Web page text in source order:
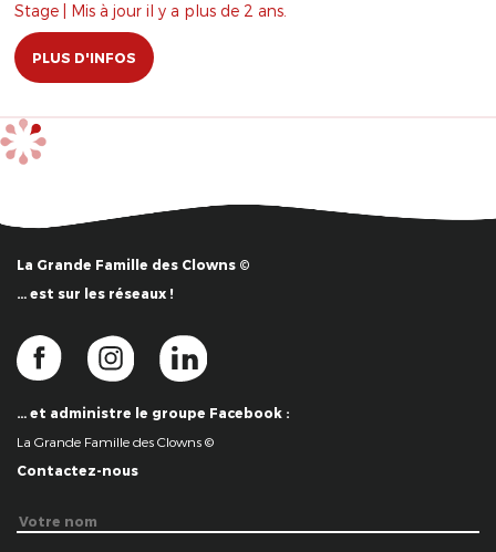
Stage | Mis à jour il y a plus de 2 ans.
PLUS D'INFOS
La Grande Famille des Clowns ©
… est sur les réseaux !
… et administre le groupe Facebook :
La Grande Famille des Clowns ©
Contactez-nous